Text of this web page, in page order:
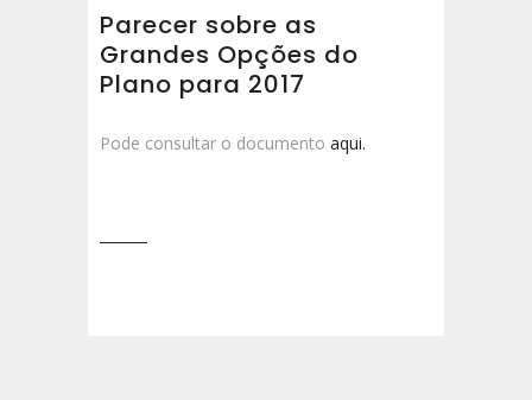
Parecer sobre as
Grandes Opções do
Plano para 2017
Pode consultar o documento aqui.